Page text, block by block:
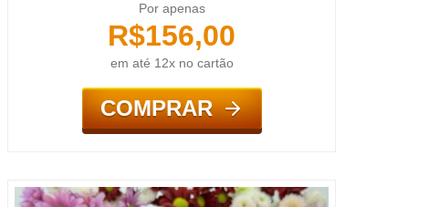
Por apenas
R$156,00
em até 12x no cartão
COMPRAR